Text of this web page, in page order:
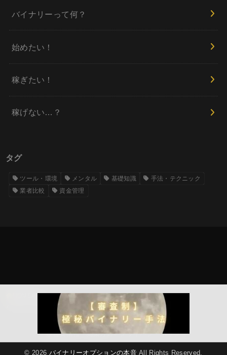
バイナリーって何？
始めたい！
稼ぎたい！
稼げない…？
タグ
ツール・環境 メンタル 基礎知識
手法・テクニック
業者比較
資金管理
稼ぎたい！
バイナリーオプションの順張り攻略｜トレンドで勝つ「あるサイン」
運営者情報・編集方針 プライバシーポリシー
© 2026 バイナリーオプションの本音All Rights Reserved.